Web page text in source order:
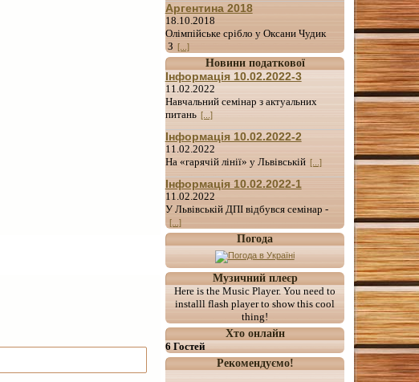
Аргентина 2018
18.10.2018
Олімпійське срібло у Оксани Чудик
З [...]
Новини податкової
Інформація 10.02.2022-3
11.02.2022
Навчальний семінар з актуальних
питань [...]
Інформація 10.02.2022-2
11.02.2022
На «гарячій лінії» у Львівській [...]
Інформація 10.02.2022-1
11.02.2022
У Львівській ДПІ відбувся семінар -
[...]
Погода
Музичний плеєр
Here is the Music Player. You need to
installl flash player to show this cool
thing!
Хто онлайн
6 Гостей
Рекомендуємо!